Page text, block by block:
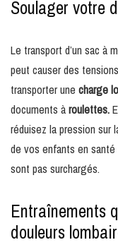
Soulager votre
Le transport d’un sac à
peut causer des
transporter une charge
documents àroulettes.
réduisez la pression sur
de vos enfants en
sont pas surchargés.
Entraînements
douleurs